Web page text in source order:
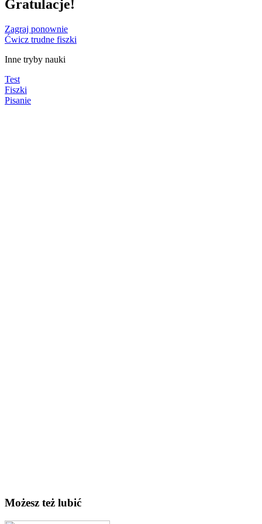
Gratulacje!
Zagraj ponownie
Ćwicz trudne fiszki
Inne tryby nauki
Test
Fiszki
Pisanie
Możesz też lubić